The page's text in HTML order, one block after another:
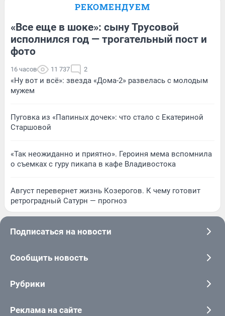
РЕКОМЕНДУЕМ
«Все еще в шоке»: сыну Трусовой
исполнился год — трогательный пост и
фото
16 часов 11 737 2
«Ну вот и всё»: звезда «Дома-2» развелась с молодым
мужем
Пуговка из «Папиных дочек»: что стало с Екатериной
Старшовой
«Так неожиданно и приятно». Героиня мема вспомнила
о съемках с гуру пикапа в кафе Владивостока
Август перевернет жизнь Козерогов. К чему готовит
ретроградный Сатурн — прогноз
Подписаться на новости
Сообщить новость
Рубрики
Реклама на сайте